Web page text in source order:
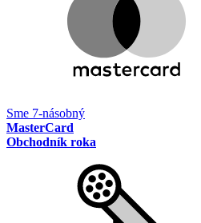
Sme 7-násobný
MasterCard
Obchodník roka